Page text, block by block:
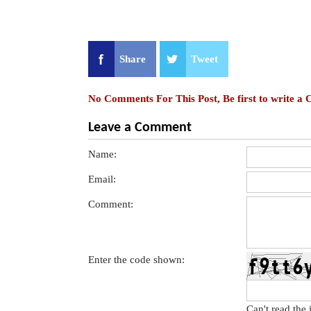
Share Tweet
No Comments For This Post, Be first to write a
Leave a Comment
Name:
Email:
Comment:
Enter the code shown: